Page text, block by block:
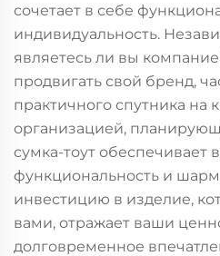
сочетает в себе
индивидуальность.
являетесь ли вы
продвигать свой бренд,
практичного спутника на
организацией,
сумка-тоут обеспечивает
функциональность и
инвестицию в изделие,
вами, отражает ваши
долговременное